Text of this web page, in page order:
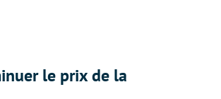
le prix de la